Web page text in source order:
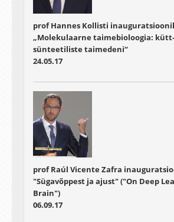
prof Hannes Kollisti
„Molekulaarne taimebioloogia:
sünteetiliste taimedeni“
24.05.17
prof Raúl Vicente Zafra
"Sügavõppest ja ajust" ("On Deep
Brain")
06.09.17